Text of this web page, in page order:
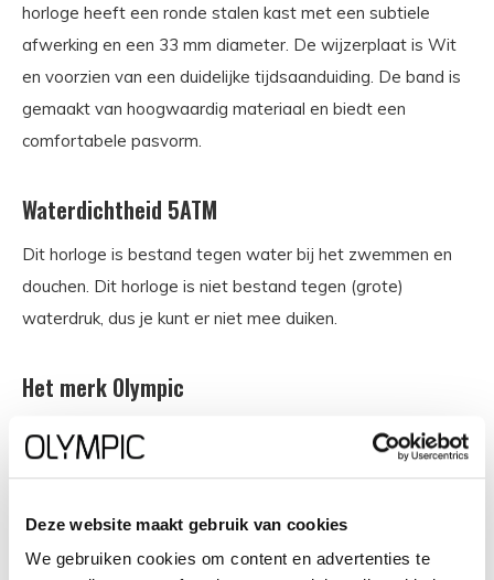
Deze website maakt gebruik van cookies
We gebruiken cookies om content en advertenties te
horloge heeft een ronde stalen kast met een subtiele
afwerking en een 33 mm diameter. De wijzerplaat is Wit
en voorzien van een duidelijke tijdsaanduiding. De band is
gemaakt van hoogwaardig materiaal en biedt een
comfortabele pasvorm.
Waterdichtheid 5ATM
Dit horloge is bestand tegen water bij het zwemmen en
douchen. Dit horloge is niet bestand tegen (grote)
waterdruk, dus je kunt er niet mee duiken.
Het merk Olympic
Olympic is een Nederlands horlogemerk dat staat voor
tijdloze elegantie, betrouwbare kwaliteit en innovatief
dameshorloge, een robuuste chronograaf of een sportief
digitaal horloge - Olympic biedt een breed assortiment